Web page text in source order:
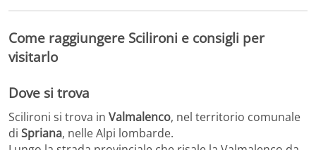
Come raggiungere Scilironi e consigli per
visitarlo
Dove si trova
Scilironi si trova in Valmalenco, nel territorio comunale
di Spriana, nelle Alpi lombarde.